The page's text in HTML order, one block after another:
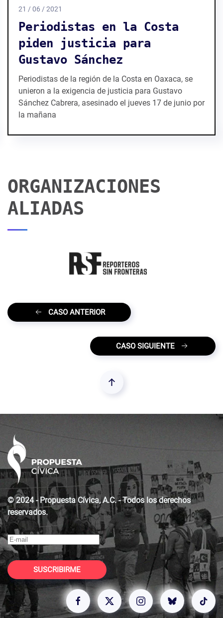
21 / 06 / 2021
Periodistas en la Costa
piden justicia para
Gustavo Sánchez
Periodistas de la región de la Costa en Oaxaca, se
unieron a la exigencia de justicia para Gustavo
Sánchez Cabrera, asesinado el jueves 17 de junio por
la mañana
ORGANIZACIONES
ALIADAS
CASO ANTERIOR
CASO SIGUIENTE
© 2024 - Propuesta Cívica, A.C. - Todos los derechos
reservados.
SUSCRIBIRME